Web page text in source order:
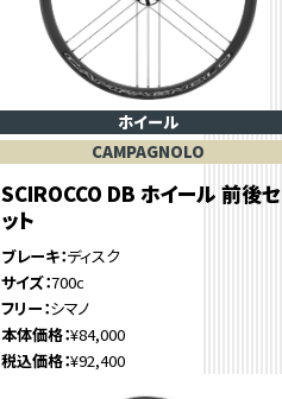
ホイール
CAMPAGNOLO
SCIROCCO DB ホイール 前後セ
ット
ブレーキ ディスク
サイズ 700c
フリー シマノ
本体価格 ¥84,000
税込価格 ¥92,400